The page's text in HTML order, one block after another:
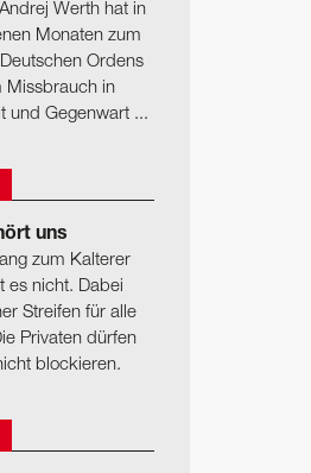
Werth hat in
Monaten zum
Ordens
Missbrauch in
und Gegenwart ...
uns
zum Kalterer
es nicht. Dabei
Streifen für alle
Privaten dürfen
blockieren.